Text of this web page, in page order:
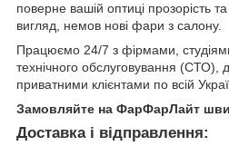
поверне вашій оптиці прозорість
вигляд, немов нові фари з салону.
Працюємо 24/7 з фірмами,
технічного обслуговування (СТО),
приватними клієнтами по всій
Замовляйте на ФарФарЛайт
Доставка і відправлення: